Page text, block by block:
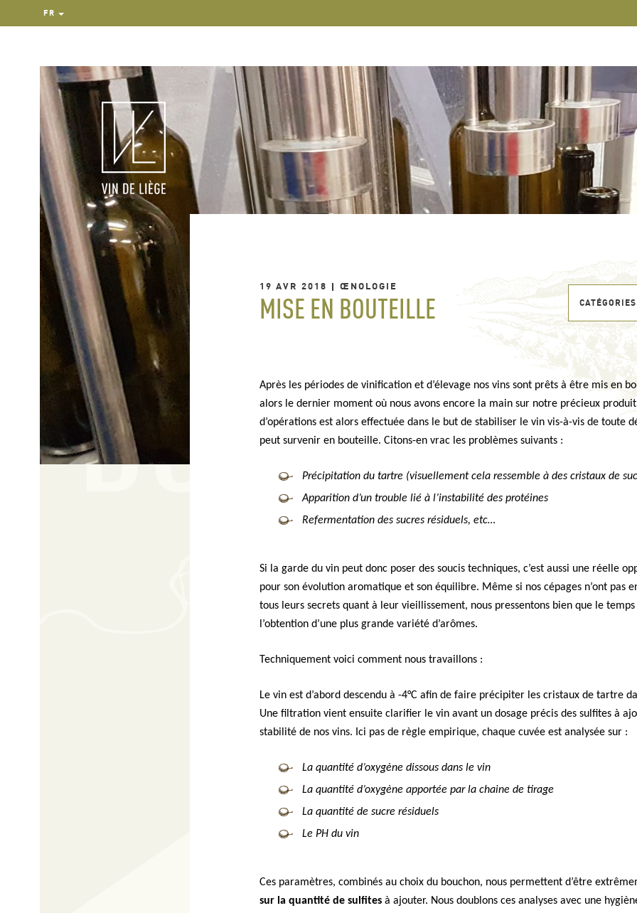
FR
19 AVR 2018 ŒNOLOGIE
MISE EN BOUTEILLE CATÉGORIES
Après les périodes de vinification et d’élevage nos vins sont prêts à être mis en
alors le dernier moment où nous avons encore la main sur notre précieux
d’opérations est alors effectuée dans le but de stabiliser le vin vis-à-vis de toute
peut survenir en bouteille. Citons-en vrac les problèmes suivants :
Précipitation du tartre (visuellement cela ressemble à des cristaux de
Apparition d’un trouble lié à l’instabilité des protéines
Refermentation des sucres résiduels, etc…
Si la garde du vin peut donc poser des soucis techniques, c’est aussi une réelle
pour son évolution aromatique et son équilibre. Même si nos cépages n’ont pas
tous leurs secrets quant à leur vieillissement, nous pressentons bien que le
l’obtention d’une plus grande variété d’arômes.
Techniquement voici comment nous travaillons :
Le vin est d’abord descendu à -4°C afin de faire précipiter les cristaux de tartre
Une filtration vient ensuite clarifier le vin avant un dosage précis des sulfites à
stabilité de nos vins. Ici pas de règle empirique, chaque cuvée est analysée sur :
La quantité d’oxygène dissous dans le vin
La quantité d’oxygène apportée par la chaine de tirage
La quantité de sucre résiduels
Le PH du vin
Ces paramètres, combinés au choix du bouchon, nous permettent d’être
sur la quantité de sulfites à ajouter. Nous doublons ces analyses avec une